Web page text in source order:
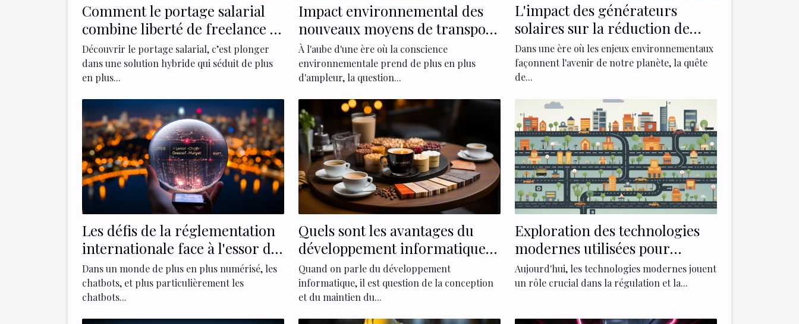
Comment le portage salarial
combine liberté de freelance et
sécurité du CDI
Découvrir le portage salarial, c’est plonger
dans une solution hybride qui séduit de plus
en plus...
Impact environnemental des
nouveaux moyens de transport
urbains
À l'aube d'une ère où la conscience
environnementale prend de plus en plus
d'ampleur, la question...
L'impact des générateurs
solaires sur la réduction de
l'empreinte carbone
Dans une ère où les enjeux environnementaux
façonnent l'avenir de notre planète, la quête
de...
Les défis de la réglementation
internationale face à l'essor des
chatbots comme ChatGPT 4
Dans un monde de plus en plus numérisé, les
chatbots, et plus particulièrement les
chatbots...
Quels sont les avantages du
développement informatique
dans les différents secteurs
d'activité ?
Quand on parle du développement
informatique, il est question de la conception
et du maintien du...
Exploration des technologies
modernes utilisées pour
sécuriser et réguler le trafic
dans les centres-villes
Aujourd'hui, les technologies modernes jouent
un rôle crucial dans la régulation et la...